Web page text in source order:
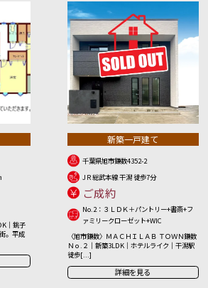
｜銚子
。平成
新築一戸建て
千葉県旭市鎌数4352-2
JＲ総武本線 干潟 徒歩7分
ご成約
No.2：３ＬＤＫ＋パントリー+書斎+フ
ァミリークローゼット+WIC
〈旭市鎌数〉ＭＡＣＨＩＬＡＢ ＴＯＷＮ鎌数
Ｎｏ.２｜新築3LDK｜ホテルライク｜干潟駅
徒歩[...]
詳細を見る